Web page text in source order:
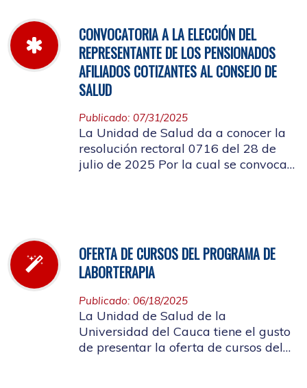
CONVOCATORIA A LA ELECCIÓN DEL
REPRESENTANTE DE LOS PENSIONADOS
AFILIADOS COTIZANTES AL CONSEJO DE
SALUD
Publicado: 07/31/2025
La Unidad de Salud da a conocer la
resolución rectoral 0716 del 28 de
julio de 2025 Por la cual se convoca
OFERTA DE CURSOS DEL PROGRAMA DE
LABORTERAPIA
Publicado: 06/18/2025
La Unidad de Salud de la
Universidad del Cauca tiene el gusto
de presentar la oferta de cursos del